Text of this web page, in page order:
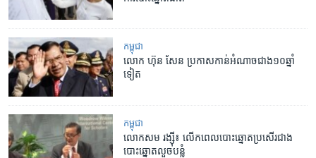
កម្ពុជា
លោក​ ហ៊ុន សែន​ ប្រកាស​កាន់​អំណាច​ជាង​១០​ឆ្នាំ​
ទៀត
កម្ពុជា
លោក​សម រង្ស៊ី៖​ លើក​ពេល​បោះឆ្នោត​ប្រសើរ​ជាង​
បោះឆ្នោត​លួច​បន្លំ